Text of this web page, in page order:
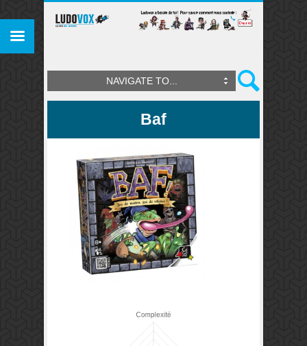
NAVIGATE TO...
Baf